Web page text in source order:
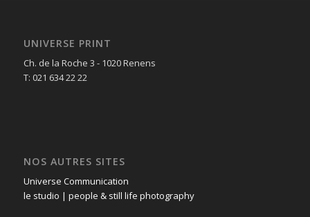
UNIVERSE PRINT
Ch. de la Roche 3 - 1020 Renens
T: 021 634 22 22
NOS AUTRES SITES
Universe Communication
le studio | people & still life photography